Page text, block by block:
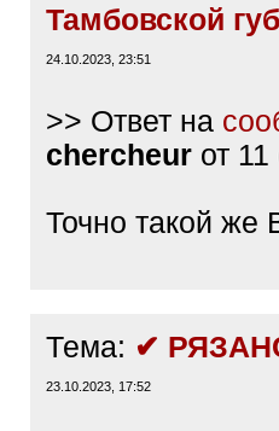
Тамбовской
24.10.2023, 23:51
>> Ответ на
chercheur от
Точно такой же
Тема: ✔
23.10.2023, 17:52